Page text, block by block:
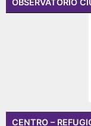
CENTRO –